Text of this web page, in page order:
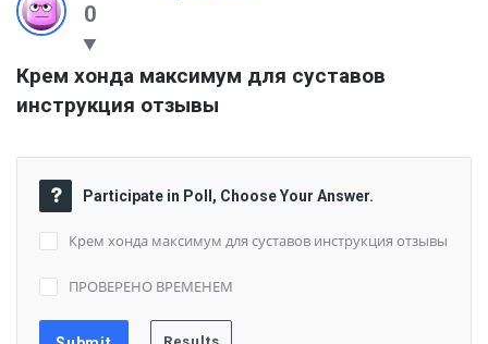
0
Крем хонда максимум для суставов
инструкция отзывы
Participate in Poll, Choose Your Answer.
Крем хонда максимум для суставов инструкция отзывы
ПРОВЕРЕНО ВРЕМЕНЕМ